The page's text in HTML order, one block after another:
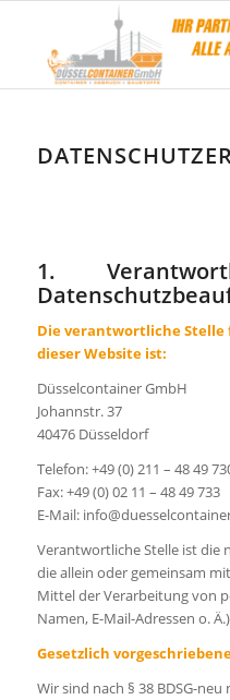
1.
Die verantwortliche
dieser Website ist:
Düsselcontainer GmbH
Johannstr. 37
40476 Düsseldorf
Telefon: +49 (0) 211 – 48 49
Fax: +49 (0) 02 11 – 48 49 733
E-Mail:
Verantwortliche Stelle ist die
die allein oder gemeinsam
Mittel der Verarbeitung von
Namen, E-Mail-Adressen o.
Gesetzlich
Wir sind nach § 38 BDSG-